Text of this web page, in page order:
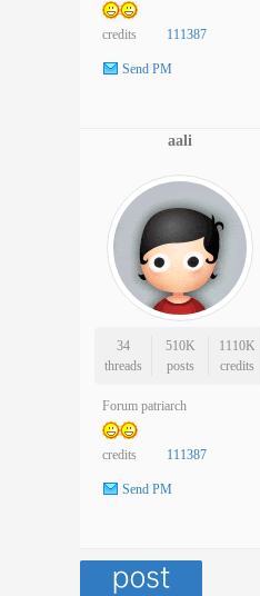
credits 111387
Send PM
aali
34
threads
510K
posts
1110K
credits
Forum patriarch
credits 111387
Send PM